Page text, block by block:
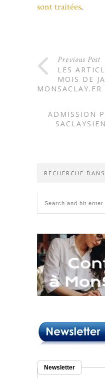
sont traitées.
Previous Post
LES
MOIS DE
MONSACLAY.FR
ADMISSION
RECHERCHE
Newsletter